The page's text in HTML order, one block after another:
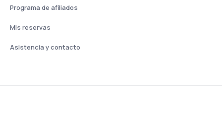
Programa de afiliados
Mis reservas
Asistencia y contacto